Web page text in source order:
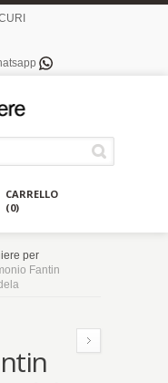
CARRELLO
(0)
per
Fantin